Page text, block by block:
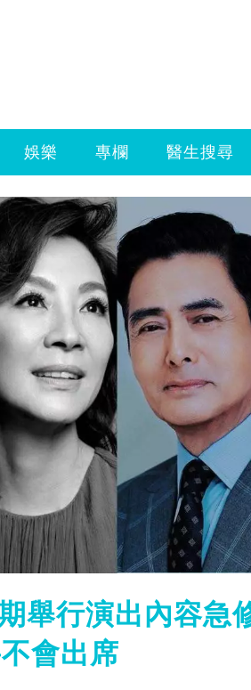
娛樂 專欄 醫生搜尋
舉行演出內容急
會出席